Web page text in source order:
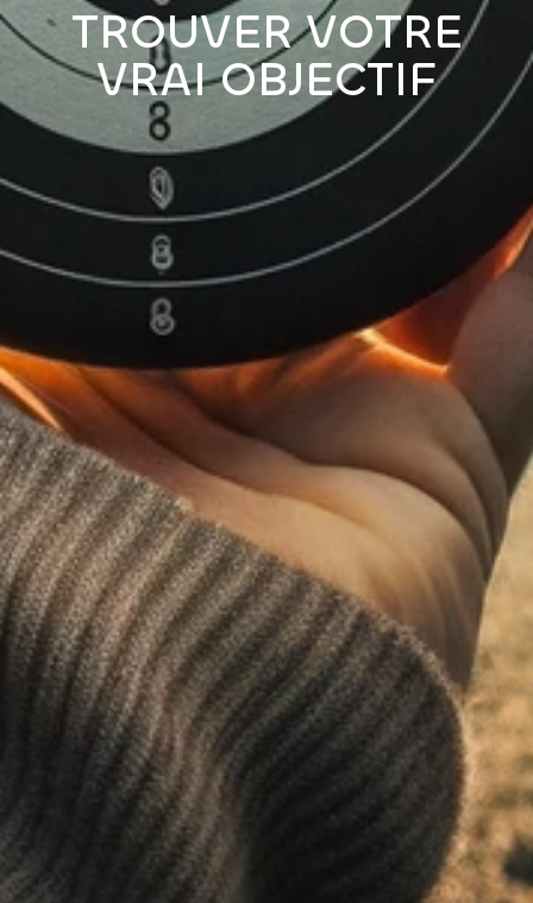
TROUVER VOTRE
VRAI OBJECTIF